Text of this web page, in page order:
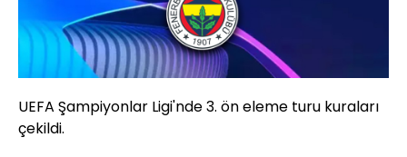
UEFA Şampiyonlar Ligi'nde 3. ön eleme turu kuraları
çekildi.